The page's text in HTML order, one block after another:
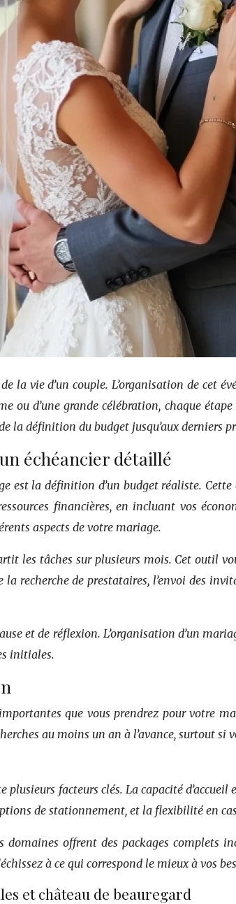
la vie d’un couple. L’organisation de
ou d’une grande célébration, chaque
la définition du budget jusqu’aux derniers
échéancier détaillé
est la définition d’un budget réaliste.
financières, en incluant vos
aspects de votre mariage.
les tâches sur plusieurs mois. Cet outil
recherche de prestataires, l’envoi des
et de réflexion. L’organisation d’un
initiales.
que vous prendrez pour votre
au moins un an à l’avance, surtout
facteurs clés. La capacité
de stationnement, et la flexibilité en
offrent des packages complets
à ce qui correspond le mieux à vos
et château de beauregard